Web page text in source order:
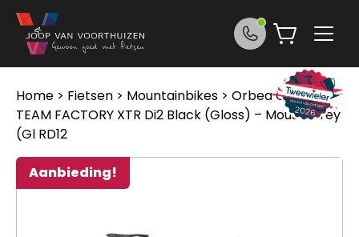
Ga naar de inhoud
Home > Fietsen > Mountainbikes > Orbea OIZ M-
TEAM FACTORY XTR Di2 Black (Gloss) – Mouse Grey
(Gl RD12
Aanbieding!